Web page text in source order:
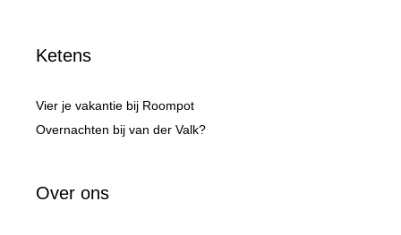
Ketens
Vier je vakantie bij Roompot
Overnachten bij van der Valk?
Over ons